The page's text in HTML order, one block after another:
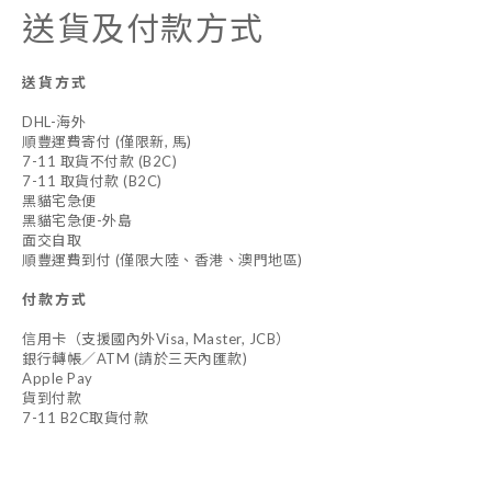
送貨及付款方式
送貨方式
DHL-海外
順豐運費寄付 (僅限新, 馬)
7-11 取貨不付款 (B2C)
7-11 取貨付款 (B2C)
黑貓宅急便
黑貓宅急便-外島
面交自取
順豐運費到付 (僅限大陸、香港、澳門地區)
付款方式
信用卡（支援國內外Visa, Master, JCB）
銀行轉帳／ATM (請於三天內匯款)
Apple Pay
貨到付款
7-11 B2C取貨付款